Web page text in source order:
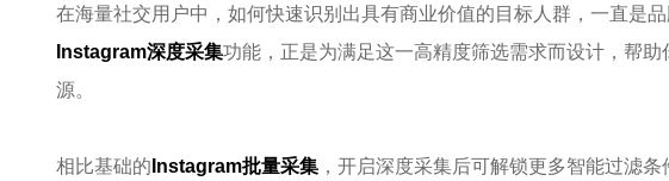
在海量社交用户中，如何快速识别出具有商业价值的目标人群，一直是
Instagram深度采集功能，正是为满足这一高精度筛选需求而设计，帮助
源。
相比基础的 Instagram批量采集 ，开启深度采集后可解锁更多智能过滤